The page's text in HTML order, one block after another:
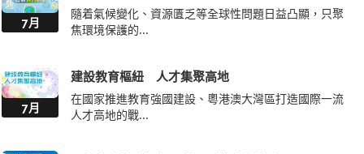
7月
隨着氣候變化、資源匱乏等全球性問題日益凸顯，只聚
焦環境保護的...
7月
建設教育樞紐 人才集聚高地
在國家推進教育強國建設、粵港澳大灣區打造國際一流
人才高地的戰...